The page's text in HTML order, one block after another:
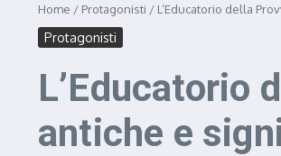
Home / Protagonisti / L’Educatorio della
Protagonisti
L’Educatorio
antiche e